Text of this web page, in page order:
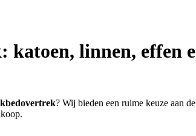
linnen, effen
? Wij bieden een ruime keuze aan